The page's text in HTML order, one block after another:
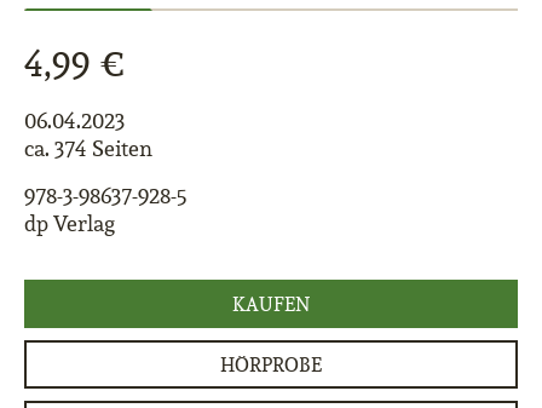
4,99 €
06.04.2023
ca. 374 Seiten
978-3-98637-928-5
dp Verlag
KAUFEN
HÖRPROBE